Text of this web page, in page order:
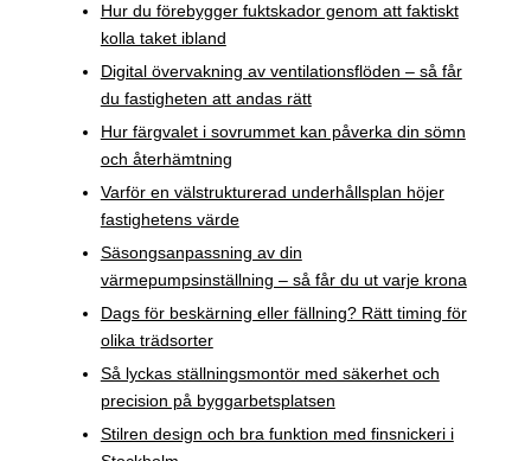
Hur du förebygger fuktskador genom att faktiskt
kolla taket ibland
Digital övervakning av ventilationsflöden – så får
du fastigheten att andas rätt
Hur färgvalet i sovrummet kan påverka din sömn
och återhämtning
Varför en välstrukturerad underhållsplan höjer
fastighetens värde
Säsongsanpassning av din
värmepumpsinställning – så får du ut varje krona
Dags för beskärning eller fällning? Rätt timing för
olika trädsorter
Så lyckas ställningsmontör med säkerhet och
precision på byggarbetsplatsen
Stilren design och bra funktion med finsnickeri i